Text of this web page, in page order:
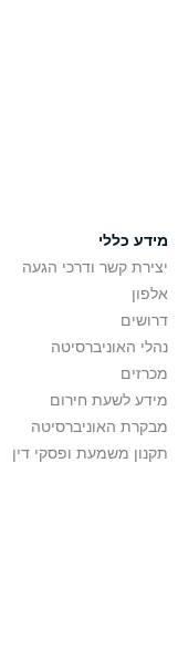
מידע כללי
יצירת קשר ודרכי הגעה
אלפון
דרושים
נהלי האוניברסיטה
מכרזים
מידע לשעת חירום
מבקרת האוניברסיטה
תקנון משמעת ופסקי דין